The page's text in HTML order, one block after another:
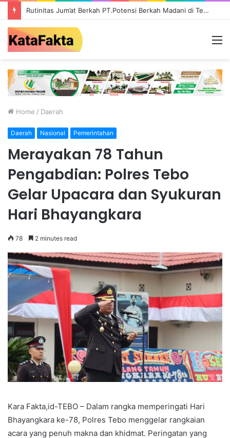
Rutinitas Jum’at Berkah PT.Potensi Berkah Madani di Tebo, Salurkan Bantuan ke Masyarakat
Home / Daerah
Daerah Nasional Pemerintahan
Merayakan 78 Tahun
Pengabdian: Polres Tebo
Gelar Upacara dan Syukuran
Hari Bhayangkara
78 2 minutes read
Kara Fakta,id-TEBO – Dalam rangka memperingati Hari
Bhayangkara ke-78, Polres Tebo menggelar rangkaian
acara yang penuh makna dan khidmat. Peringatan yang